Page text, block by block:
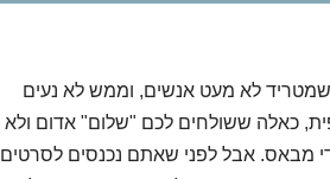
לא מעט אנשים, וממש לא נעים
כאלה ששולחים לכם "שלום" אדום ולא
די מבאס. אבל לפני שאתם נכנסים לסרטים